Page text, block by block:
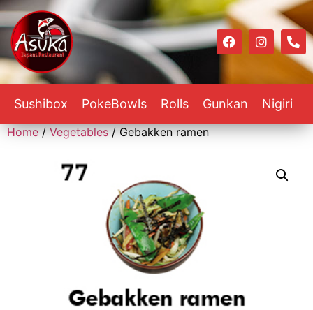
Sushibox PokeBowls Rolls Gunkan Nigiri
Home/Vegetables/ Gebakken ramen